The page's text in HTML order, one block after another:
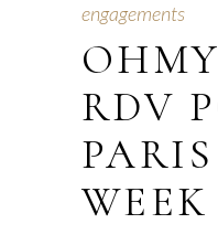
engagements
RDV
WEEK